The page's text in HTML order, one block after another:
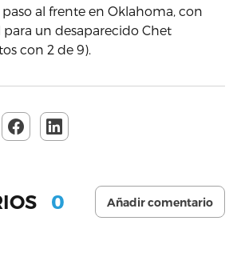
al frente en Oklahoma, con
un desaparecido Chet
con 2 de 9).
0 Añadir comentario